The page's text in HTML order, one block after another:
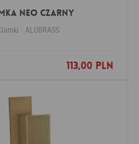
NEO czarny
ALUBRASS
113,00 PLN
do ulubionych